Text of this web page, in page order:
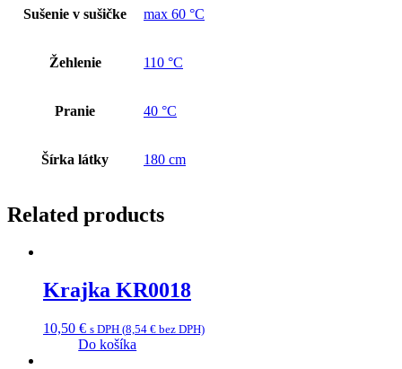
Sušenie v sušičke max 60 °C
Žehlenie 110 °C
Pranie 40 °C
Šírka látky 180 cm
Related products
Krajka KR0018
10,50 € s DPH (8,54 € bez DPH)
Do košíka